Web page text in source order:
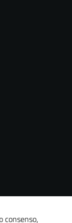
consenso,